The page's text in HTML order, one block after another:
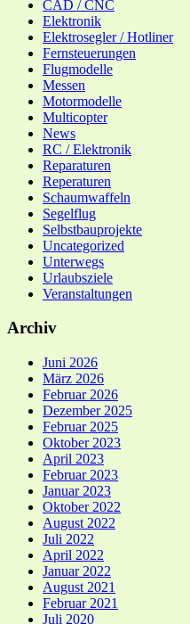
CAD / CNC
Elektronik
Elektrosegler / Hotliner
Fernsteuerungen
Flugmodelle
Messen
Motormodelle
Multicopter
News
RC / Elektronik
Reparaturen
Reperaturen
Schaumwaffeln
Segelflug
Selbstbauprojekte
Uncategorized
Unterwegs
Urlaubsziele
Veranstaltungen
Archiv
Juni 2026
März 2026
Februar 2026
Dezember 2025
Februar 2025
Oktober 2023
April 2023
Februar 2023
Januar 2023
Oktober 2022
August 2022
Juli 2022
April 2022
Januar 2022
August 2021
Februar 2021
Juli 2020